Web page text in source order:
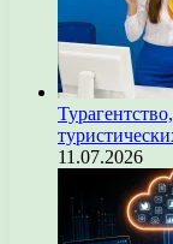
11.07.2026